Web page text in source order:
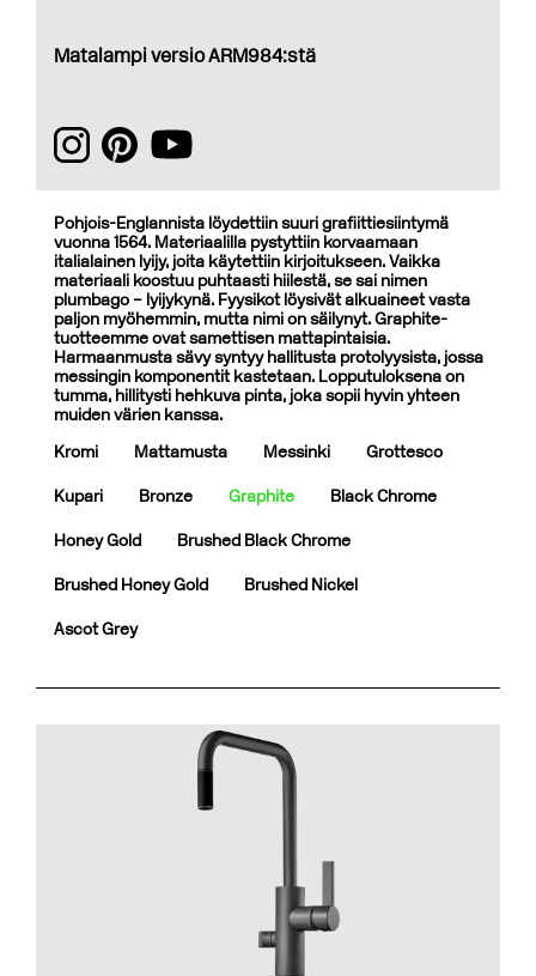
Matalampi versio ARM984:stä
Pohjois-Englannista löydettiin suuri grafiittiesiintymä
vuonna 1564. Materiaalilla pystyttiin korvaamaan
italialainen lyijy, joita käytettiin kirjoitukseen. Vaikka
materiaali koostuu puhtaasti hiilestä, se sai nimen
plumbago – lyijykynä. Fyysikot löysivät alkuaineet vasta
paljon myöhemmin, mutta nimi on säilynyt. Graphite-
tuotteemme ovat samettisen mattapintaisia.
Harmaanmusta sävy syntyy hallitusta protolyysista, jossa
messingin komponentit kastetaan. Lopputuloksena on
tumma, hillitysti hehkuva pinta, joka sopii hyvin yhteen
muiden värien kanssa.
Kromi
Mattamusta Messinki Grottesco
Kupari Bronze Graphite Black Chrome
Honey Gold Brushed Black Chrome
Brushed Honey Gold Brushed Nickel
Ascot Grey